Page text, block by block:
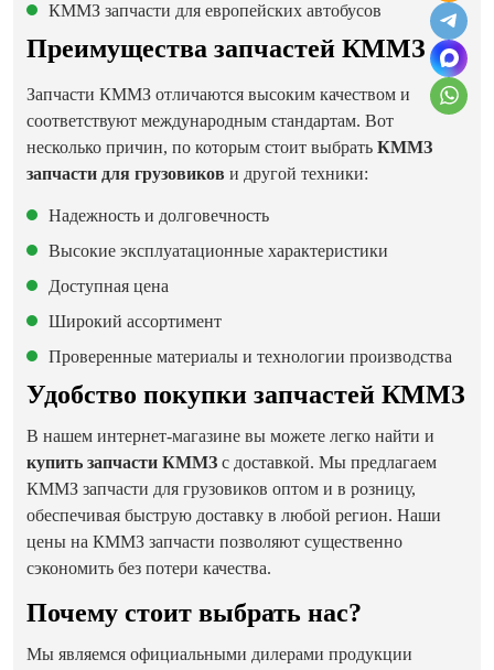
КММЗ запчасти для европейских автобусов
Преимущества запчастей КММЗ
Запчасти КММЗ отличаются высоким качеством и
соответствуют международным стандартам. Вот
несколько причин, по которым стоит выбрать КММЗ
запчасти для грузовиков и другой техники:
Надежность и долговечность
Высокие эксплуатационные характеристики
Доступная цена
Широкий ассортимент
Проверенные материалы и технологии производства
Удобство покупки запчастей КММЗ
В нашем интернет-магазине вы можете легко найти и
купить запчасти КММЗ с доставкой. Мы предлагаем
КММЗ запчасти для грузовиков оптом и в розницу,
обеспечивая быструю доставку в любой регион. Наши
цены на КММЗ запчасти позволяют существенно
сэкономить без потери качества.
Почему стоит выбрать нас?
Мы являемся официальными дилерами продукции